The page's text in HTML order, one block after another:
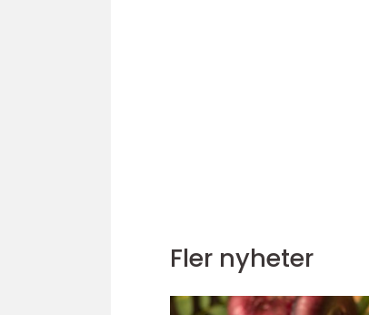
Fler nyheter